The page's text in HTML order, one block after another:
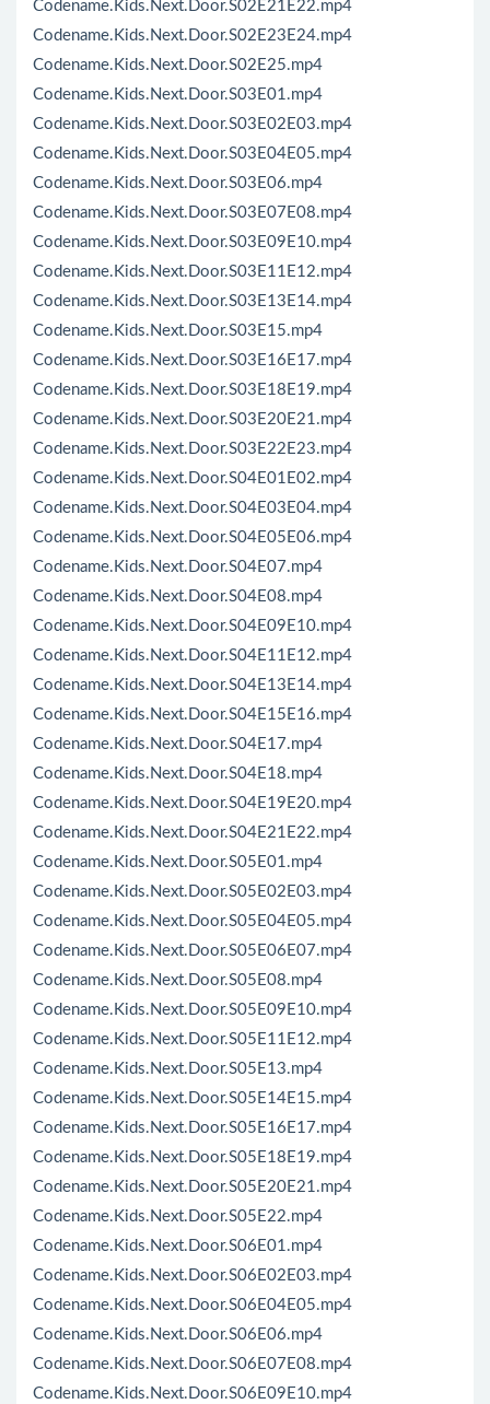
Codename.Kids.Next.Door.S02E21E22.mp4
Codename.Kids.Next.Door.S02E23E24.mp4
Codename.Kids.Next.Door.S02E25.mp4
Codename.Kids.Next.Door.S03E01.mp4
Codename.Kids.Next.Door.S03E02E03.mp4
Codename.Kids.Next.Door.S03E04E05.mp4
Codename.Kids.Next.Door.S03E06.mp4
Codename.Kids.Next.Door.S03E07E08.mp4
Codename.Kids.Next.Door.S03E09E10.mp4
Codename.Kids.Next.Door.S03E11E12.mp4
Codename.Kids.Next.Door.S03E13E14.mp4
Codename.Kids.Next.Door.S03E15.mp4
Codename.Kids.Next.Door.S03E16E17.mp4
Codename.Kids.Next.Door.S03E18E19.mp4
Codename.Kids.Next.Door.S03E20E21.mp4
Codename.Kids.Next.Door.S03E22E23.mp4
Codename.Kids.Next.Door.S04E01E02.mp4
Codename.Kids.Next.Door.S04E03E04.mp4
Codename.Kids.Next.Door.S04E05E06.mp4
Codename.Kids.Next.Door.S04E07.mp4
Codename.Kids.Next.Door.S04E08.mp4
Codename.Kids.Next.Door.S04E09E10.mp4
Codename.Kids.Next.Door.S04E11E12.mp4
Codename.Kids.Next.Door.S04E13E14.mp4
Codename.Kids.Next.Door.S04E15E16.mp4
Codename.Kids.Next.Door.S04E17.mp4
Codename.Kids.Next.Door.S04E18.mp4
Codename.Kids.Next.Door.S04E19E20.mp4
Codename.Kids.Next.Door.S04E21E22.mp4
Codename.Kids.Next.Door.S05E01.mp4
Codename.Kids.Next.Door.S05E02E03.mp4
Codename.Kids.Next.Door.S05E04E05.mp4
Codename.Kids.Next.Door.S05E06E07.mp4
Codename.Kids.Next.Door.S05E08.mp4
Codename.Kids.Next.Door.S05E09E10.mp4
Codename.Kids.Next.Door.S05E11E12.mp4
Codename.Kids.Next.Door.S05E13.mp4
Codename.Kids.Next.Door.S05E14E15.mp4
Codename.Kids.Next.Door.S05E16E17.mp4
Codename.Kids.Next.Door.S05E18E19.mp4
Codename.Kids.Next.Door.S05E20E21.mp4
Codename.Kids.Next.Door.S05E22.mp4
Codename.Kids.Next.Door.S06E01.mp4
Codename.Kids.Next.Door.S06E02E03.mp4
Codename.Kids.Next.Door.S06E04E05.mp4
Codename.Kids.Next.Door.S06E06.mp4
Codename.Kids.Next.Door.S06E07E08.mp4
Codename.Kids.Next.Door.S06E09E10.mp4